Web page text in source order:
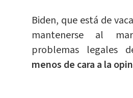
Biden, que está de
mantenerse al
problemas legales
menos de cara a la